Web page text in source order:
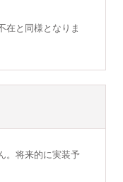
在と同様となりま
。将来的に実装予